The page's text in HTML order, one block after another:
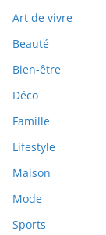
Art de vivre
Beauté
Bien-être
Déco
Famille
Lifestyle
Maison
Mode
Sports